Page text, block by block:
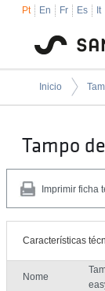
Pt En Fr Es It
Inicio
Tampo
Imprimir ficha
Características
Nome